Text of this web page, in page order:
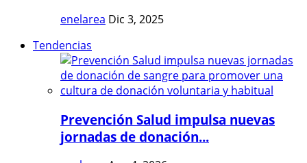
enelarea Dic 3, 2025
Tendencias
Prevención Salud impulsa nuevas
jornadas de donación...